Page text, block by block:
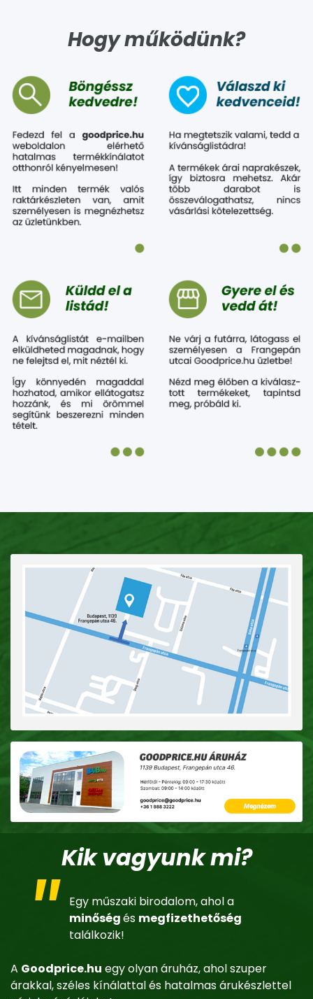
Hogy működünk?
Kik vagyunk mi?
Egy műszaki birodalom, ahol a
minőségés megfizethetőség
találkozik!
A Goodprice.hu egy olyan áruház, ahol szuper
árakkal, széles kínálattal és hatalmas árukészlettel